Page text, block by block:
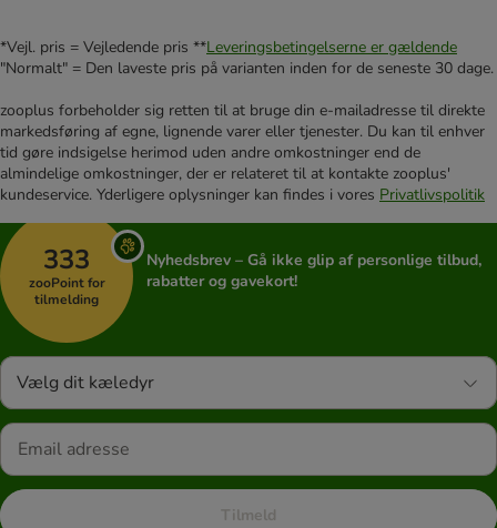
*Vejl. pris = Vejledende pris **Leveringsbetingelserne er gældende
"Normalt" = Den laveste pris på varianten inden for de seneste 30 dage.
zooplus forbeholder sig retten til at bruge din e-mailadresse til direkte
markedsføring af egne, lignende varer eller tjenester. Du kan til enhver
tid gøre indsigelse herimod uden andre omkostninger end de
almindelige omkostninger, der er relateret til at kontakte zooplus'
kundeservice. Yderligere oplysninger kan findes i vores Privatlivspolitik
333
zooPoint for
tilmelding
Nyhedsbrev – Gå ikke glip af personlige tilbud,
rabatter og gavekort!
Vælg dit kæledyr
Tilmeld